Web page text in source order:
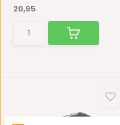
20,95